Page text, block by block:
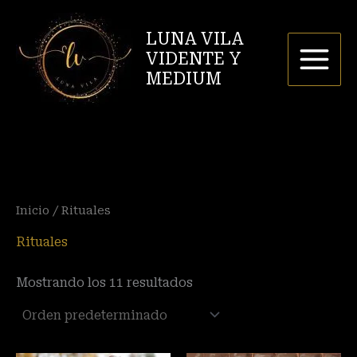
contenido
LUNA VILA
VIDENTE Y
MEDIUM
r
c
r
c
Inicio / Rituales
Rituales
Mostrando los 11 resultados